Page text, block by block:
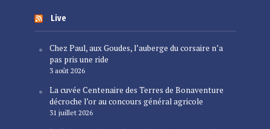
Live
Chez Paul, aux Goudes, l’auberge du corsaire n’a
pas pris une ride
3 août 2026
La cuvée Centenaire des Terres de Bonaventure
décroche l’or au concours général agricole
31 juillet 2026